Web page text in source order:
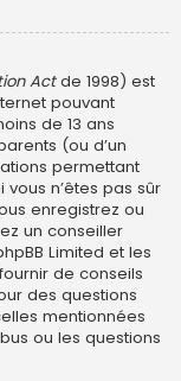
Actde 1998) est
pouvant
de 13 ans
(ou d’un
permettant
vous n’êtes pas sûr
enregistrez ou
un conseiller
Limited et les
de conseils
des questions
mentionnées
ou les questions